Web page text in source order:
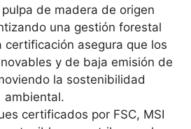
de madera de origen
una gestión forestal
certificación asegura que los
y de baja emisión de
la sostenibilidad
ambiental.
certificados por FSC, MSI